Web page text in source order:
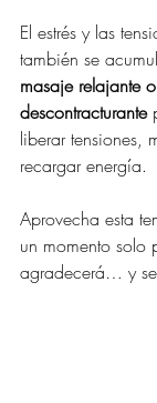
El estrés y las
también se
masaje relajante o
descontracturante
liberar tensiones,
recargar energía.
Aprovecha esta
un momento solo
agradecerá… y